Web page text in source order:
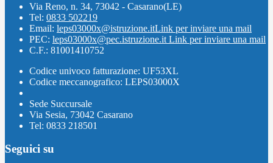
Via Reno, n. 34, 73042 - Casarano(LE)
Tel: 0833 502219
Email: leps03000x@istruzione.itLink per inviare una mail
PEC: leps03000x@pec.istruzione.it Link per inviare una mail
C.F.: 81001410752
Codice univoco fatturazione: UF53XL
Codice meccanografico: LEPS03000X
Sede Succursale
Via Sesia, 73042 Casarano
Tel: 0833 218501
Seguici su